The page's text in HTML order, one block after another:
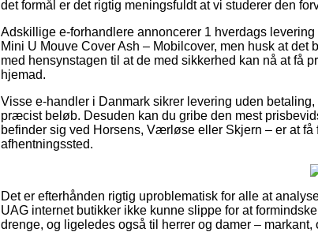
det formål er det rigtig meningsfuldt at vi studerer den
Adskillige e-forhandlere annoncerer 1 hverdags
Mini U Mouve Cover Ash – Mobilcover, men husk at
med hensynstagen til at de med sikkerhed kan nå at få
hjemad.
Visse e-handler i Danmark sikrer levering uden
præcist beløb. Desuden kan du gribe den mest
befinder sig ved Horsens, Værløse eller Skjern – er at
afhentningssted.
Det er efterhånden rigtig uproblematisk for alle at
UAG internet butikker ikke kunne slippe for at
drenge, og ligeledes også til herrer og damer –